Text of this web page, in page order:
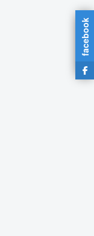
facebook